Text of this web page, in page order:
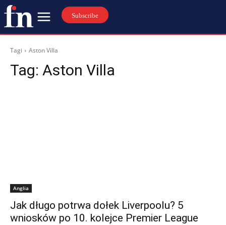
Subscribe
Tagi Aston Villa
Tag: Aston Villa
Anglia
Jak długo potrwa dołek Liverpoolu? 5
wniosków po 10. kolejce Premier League